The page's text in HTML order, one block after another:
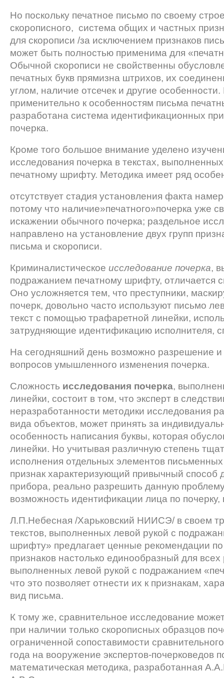
Но поскольку печатное письмо по своему
скорописного, система общих и частных
для скорописи /за исключением признаков
может быть полностью применима для
Обычной скорописи не свойственны
печатных букв прямизна штрихов, их
углом, наличие отсечек и другие
применительно к особенностям письма
разработана система идентифика­ционных
почерка.
Кроме того большое внимание уделено
исследования почерка в текстах,
печатному шрифту. Методика имеет ряд
отсутствует стадия установления факта
потому что наличие»печатного»почерка уже
искажении обычного почерка; раздельное
направлено на установление двух групп
письма и скорописи.
Криминалистическое исследование почерка,
подражанием печатному шрифту, отличается
Оно усложняется тем, что преступники,
почерк, довольно часто используют письмо
текст с помощью трафаретной линейки,
затрудняющие идентификацию исполнителя,
На сегодняшний день возможно разрешение
вопросов умышленного изменения почерка.
Сложность исследования почерка,
линейки, состоит в том, что эксперт в
неразработанности методики исследования
вида объектов, может принять за
особенность написания буквы, которая
линейки. Но учитывая различную степень
исполнения отдельных элементов
признак характеризующий привычный способ
прибора, реально разрешить данную
возможность идентификации лица по
Л.П.Небесная /Харьковский НИИСЭ/ в своем
текстов, выполненных левой рукой с
шрифту» предлагает ценные рекомендации
признаков настолько единообразный для всех
выполненных левой рукой с подражанием
что это позволяет отнести их к признакам,
вид письма.
К тому же, сравнительное исследование
при наличии только скорописных образцов
ограниченной сопоставимости
года на вооружение экспертов-почерковедов
математическая методика, разработанная